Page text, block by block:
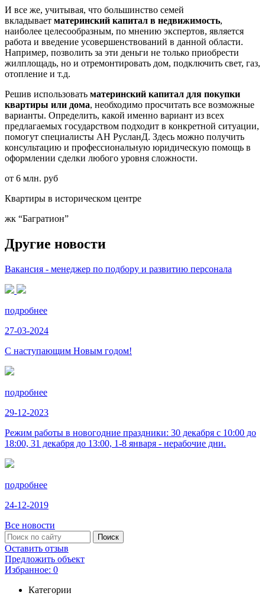
И все же, учитывая, что большинство семей
вкладывает материнский капитал в недвижимость,
наиболее целесообразным, по мнению экспертов, является
работа и введение усовершенствований в данной области.
Например, позволить за эти деньги не только приобрести
жилплощадь, но и отремонтировать дом, подключить свет, газ,
отопление и т.д.
Решив использовать материнский капитал для покупки
квартиры или дома, необходимо просчитать все возможные
варианты. Определить, какой именно вариант из всех
предлагаемых государством подходит в конкретной ситуации,
помогут специалисты АН РусланД. Здесь можно получить
консультацию и профессиональную юридическую помощь в
оформлении сделки любого уровня сложности.
от 6 млн. руб
Квартиры в историческом центре
жк “Багратион”
Другие новости
Вакансия - менеджер по подбору и развитию персонала
подробнее
27-03-2024
С наступающим Новым годом!
подробнее
29-12-2023
Режим работы в новогодние праздники: 30 декабря с 10:00 до
18:00, 31 декабря до 13:00, 1-8 января - нерабочие дни.
подробнее
24-12-2019
Все новости
Оставить отзыв
Предложить объект
Избранное: 0
Категории